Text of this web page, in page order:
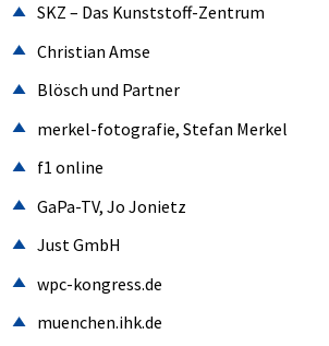
SKZ – Das Kunststoff-Zentrum
Christian Amse
Blösch und Partner
merkel-fotografie, Stefan Merkel
f1 online
GaPa-TV, Jo Jonietz
Just GmbH
wpc-kongress.de
muenchen.ihk.de